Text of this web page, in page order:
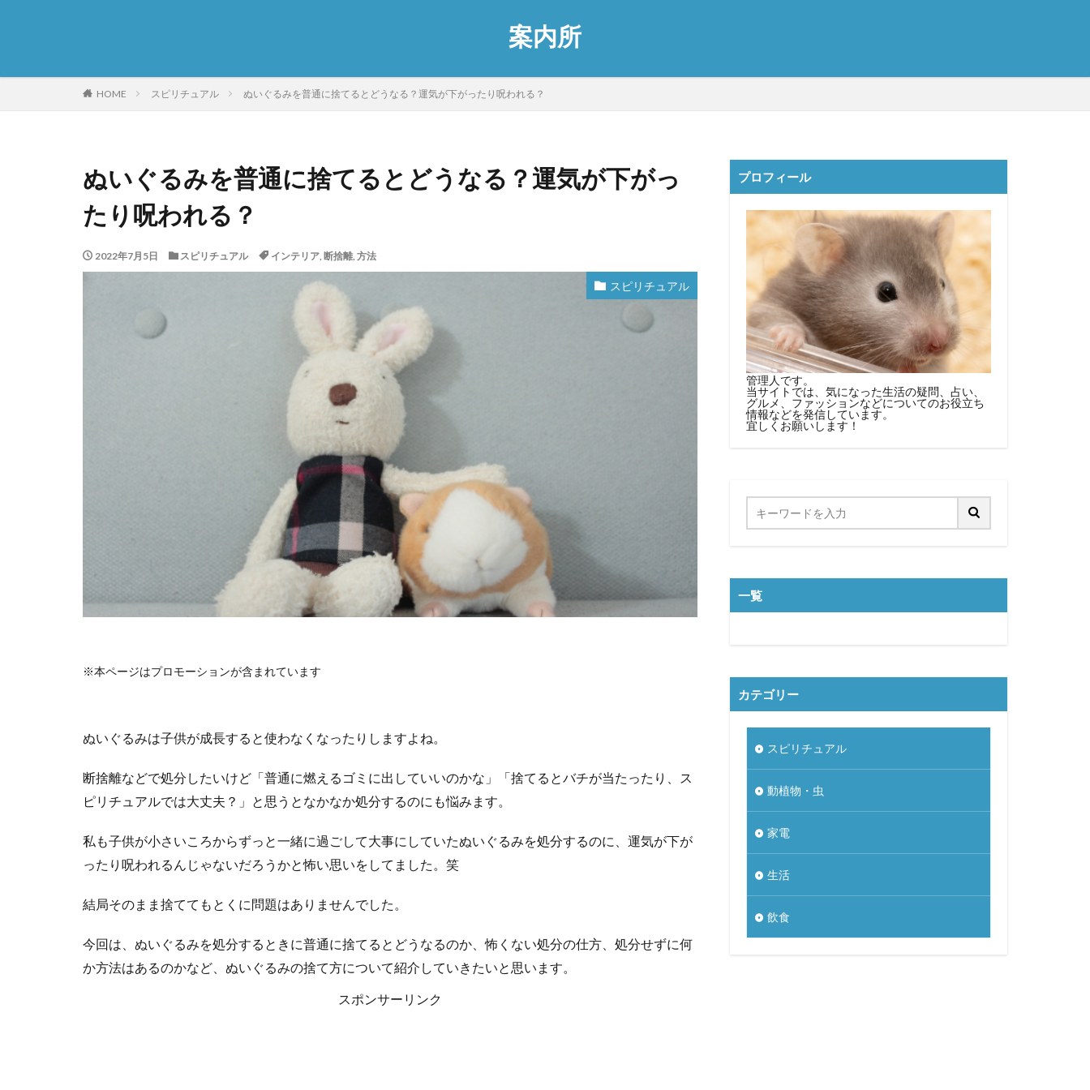
案内所
HOME スピリチュアル ぬいぐるみを普通に捨てるとどうなる？運気が下がったり呪われる？
ぬいぐるみを普通に捨てるとどうなる？運気が下がっ
たり呪われる？
2022年7月5日 スピリチュアル インテリア, 断捨離, 方法
スピリチュアル
※本ページはプロモーションが含まれています
ぬいぐるみは子供が成長すると使わなくなったりしますよね。
断捨離などで処分したいけど「普通に燃えるゴミに出していいのかな」「捨てるとバチが当たったり、ス
ピリチュアルでは大丈夫？」と思うとなかなか処分するのにも悩みます。
私も子供が小さいころからずっと一緒に過ごして大事にしていたぬいぐるみを処分するのに、運気が下が
ったり呪われるんじゃないだろうかと怖い思いをしてました。笑
結局そのまま捨ててもとくに問題はありませんでした。
今回は、ぬいぐるみを処分するときに普通に捨てるとどうなるのか、怖くない処分の仕方、処分せずに何
か方法はあるのかなど、ぬいぐるみの捨て方について紹介していきたいと思います。
スポンサーリンク
プロフィール
管理人です。
当サイトでは、気になった生活の疑問、占い、
グルメ、ファッションなどについてのお役立ち
情報などを発信しています。
宜しくお願いします！
一覧
カテゴリー
スピリチュアル
動植物・虫
家電
生活
飲食